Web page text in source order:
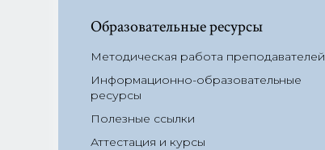
Образовательные ресурсы
Методическая работа преподавателей
Информационно-образовательные
ресурсы
Полезные ссылки
Аттестация и курсы